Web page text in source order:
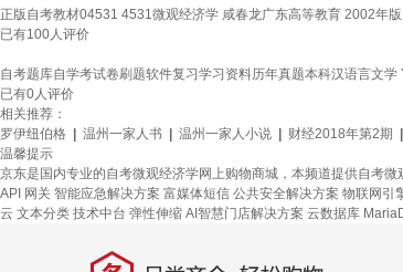
正版自考教材04531 4531微观经济学 咸春龙广东高等教育 2002年版
已有100人评价
自考题库自学考试卷刷题软件复习学习资料历年真题本科汉语言文
已有0人评价
相关推荐：
罗伊纽伯格
温州一家人书 温州一家人小说 财经2018年第2期
温馨提示
京东是国内专业的自考微观经济学网上购物商城，本频道提供自考
API 网关 智能应急解决方案 富媒体短信 公共安全解决方案 物联网引
云 文本分类 技术中台 弹性伸缩 AI智慧门店解决方案 云数据库